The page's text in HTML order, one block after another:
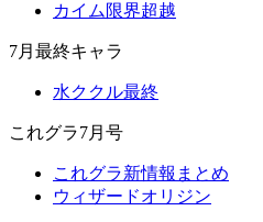
カイム限界超越
7月最終キャラ
水ククル最終
これグラ7月号
これグラ新情報まとめ
ウィザードオリジン